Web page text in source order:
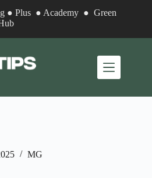
●Plus ● Academy ●Green
MG